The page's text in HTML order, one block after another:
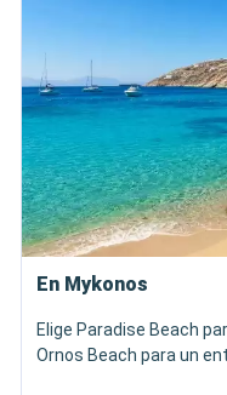
En Mykonos
Elige Paradise Beach
Ornos Beach para un